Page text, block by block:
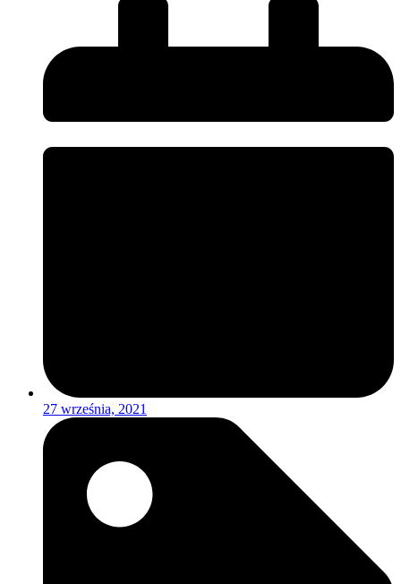
27 września, 2021